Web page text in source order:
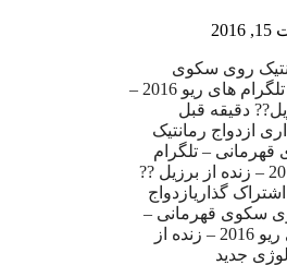
روی سکوی
قهرمانی – تلگرام های ریو 2016 –
دقیقه قبل
ازدواج رمانتیک
– تلگرام
های ریو 2016 – زنده از برزیل ??
گذاریازدواج
سکوی قهرمانی –
تلگرام های ریو 2016 – زنده از
جدید